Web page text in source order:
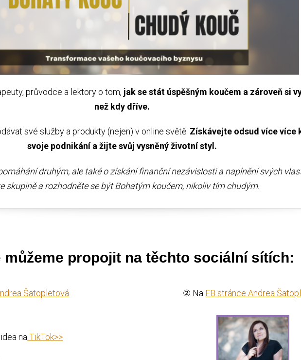
průvodce a lektory o tom, jak se stát úspěšným koučem a zároveň si
než kdy dříve.
své služby a produkty (nejen) v online světě. Získávejte odsud více více
svoje podnikání a žijte svůj vysněný životní styl.
druhým, ale také o získání finanční nezávislosti a naplnění svých
skupině a rozhodněte se být Bohatým koučem, nikoliv tím chudým.
můžeme propojit na těchto sociální sítích:
Šatopletová
na TikTok>>
② Na FB stránce Andrea